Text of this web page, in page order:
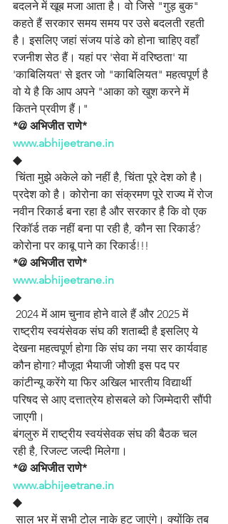
बदलने में खूब मजा आता है। वो जिसे "गुड़ बुक"
कहते हैं सरकार समय समय पर उसे बदलती रहती
है। इसलिए जहां संजय पांडे को होना चाहिए वहाँ
रजनीश सेठ हैं। यहां पर 'सेवा में वरिष्ठता' या
'काबिलियत' से इतर जो "काबिलियत" महत्वपूर्ण है
वो ये है कि आप अपने "आका को खुश करने में
कितने प्रवीण हैं।"
*@ अभिजीत राणे*
www.abhijeetrane.in
◆
चिंता मुझे अकेले को नहीं है, चिंता पूरे देश को है।
प्रदेश को है। कोरोना का संक्रमण पूरे राज्य में रोज
नवीन रिकार्ड बना रहा है और सरकार है कि वो एक
रिकॉर्ड तक नहीं बना पा रही है, कौन सा रिकार्ड?
कोरोना पर काबू पाने का रिकार्ड!!!
*@ अभिजीत राणे*
www.abhijeetrane.in
◆
राष्ट्रीय स्वयंसेवक संघ की शताब्दी है इसलिए ये
देखना महत्वपूर्ण होगा कि संघ का नया सर कार्यवाह
कौन होगा? मौजूदा भैयाजी जोशी इस पद पर
कांटीन्यू करेंगे या फिर अखिल भारतीय विद्यार्थी
परिषद से आए दत्तात्रेय होसबले को जिम्मेदारी सौंपी
जाएगी।
बंगलुरु में राष्ट्रीय स्वयंसेवक संघ की बैठक चल
रही है, रिजल्ट जल्दी मिलेगा।
*@ अभिजीत राणे*
www.abhijeetrane.in
◆
साल भर में सभी टोल नाके हट जाएंगे। क्योंकि तब